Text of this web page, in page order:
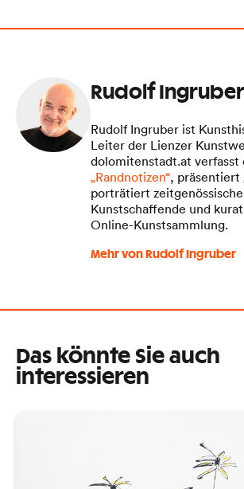
Rudolf Ingruber
Rudolf Ingruber ist
Leiter der Lienzer
dolomitenstadt.at
„Randnotizen“, präsentiert
porträtiert zeitgenössische
Kunstschaffende und
Online-Kunstsammlung.
Mehr von Rudolf Ingruber
Das könnte Sie auch
interessieren